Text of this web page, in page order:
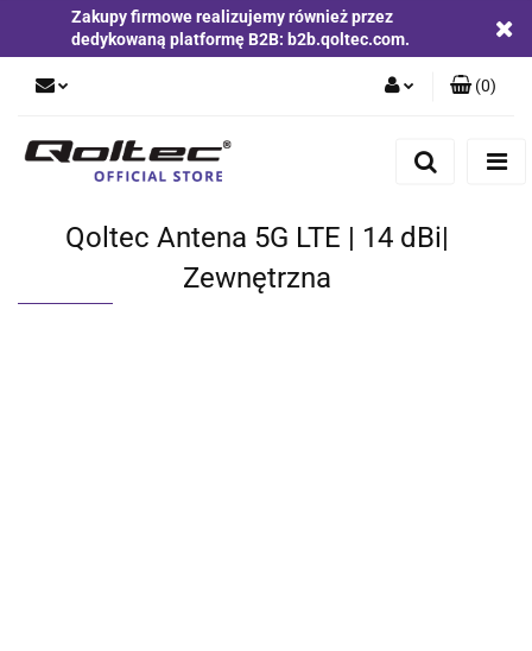
Zakupy firmowe realizujemy również przez
dedykowaną platformę B2B: b2b.qoltec.com.
Zgody cookies
(0)
Qoltec Antena 5G LTE | 14 dBi|
Zewnętrzna